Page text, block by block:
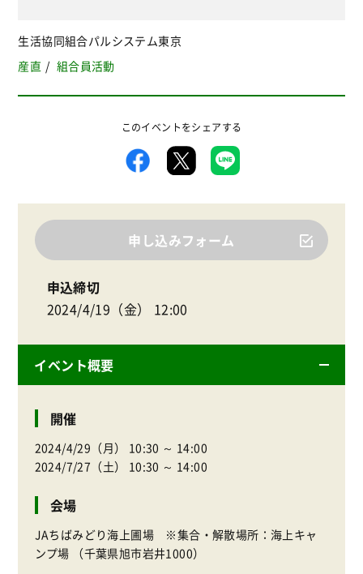
生活協同組合パルシステム東京
産直
組合員活動
このイベントをシェアする
申し込みフォーム
申込締切
2024/4/19（金） 12:00
イベント概要
開催
2024/4/29（月） 10:30 ～ 14:00
2024/7/27（土） 10:30 ～ 14:00
会場
JAちばみどり海上圃場 ※集合・解散場所：海上キャ
ンプ場 （千葉県旭市岩井1000）